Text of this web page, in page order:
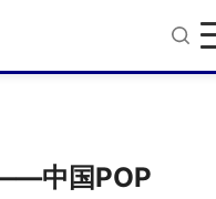
中国POP